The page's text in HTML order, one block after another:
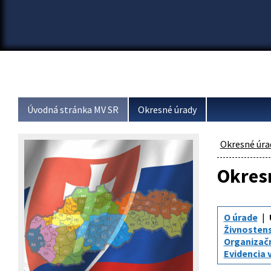
Úvodná stránka MV SR Okresné úrady
Okresné
O úrade
Evidencia